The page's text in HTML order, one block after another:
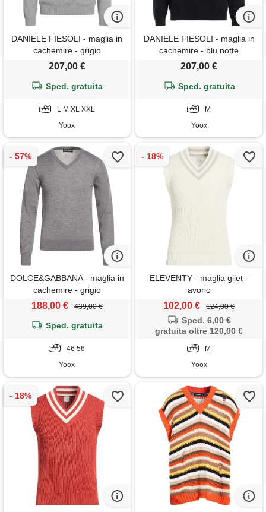
DANIELE FIESOLI - maglia in
cachemire - grigio
207,00 €
Sped. gratuita
L M XL XXL
Yoox
DANIELE FIESOLI - maglia in
cachemire - blu notte
207,00 €
Sped. gratuita
M
Yoox
DOLCE&GABBANA - maglia in
cachemire - grigio
188,00 € 439,00 €
Sped. gratuita
46 56
Yoox
ELEVENTY - maglia gilet -
avorio
102,00 € 124,00 €
Sped. 6,00 €
gratuita oltre 120,00 €
M
Yoox